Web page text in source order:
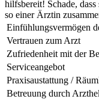
hilfsbereit! Schade,
so einer Ärztin
Einfühlungsvermögen
Vertrauen zum Arzt
Zufriedenheit mit der
Serviceangebot
Praxisaustattung /
Betreuung durch